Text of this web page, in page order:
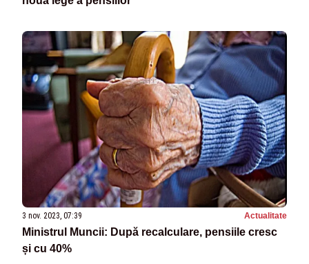
3 nov. 2023, 07:39 Actualitate
Ministrul Muncii: După recalculare, pensiile cresc
și cu 40%